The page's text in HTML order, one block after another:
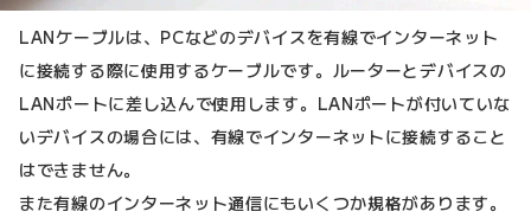
LANケーブルは、PCなどのデバイスを有線でインターネット
に接続する際に使用するケーブルです。ルーターとデバイスの
LANポートに差し込んで使用します。LANポートが付いていな
いデバイスの場合には、有線でインターネットに接続すること
はできません。
また有線のインターネット通信にもいくつか規格があります。